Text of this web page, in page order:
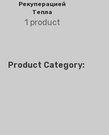
Рекуперацией
Тепла
1 product
Product Category: